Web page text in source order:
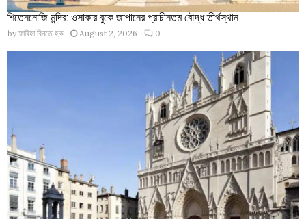
শিতেননোজি মন্দির: ওসাকার বুকে জাপানের প্রাচীনতম বৌদ্ধ তীর্থস্থান
by ফাবিহা বিনতে হক August 2, 2026 0